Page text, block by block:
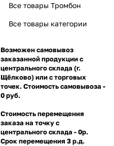
Все товары Тромбон
Все товары категории
Возможен самовывоз
заказанной продукции с
центрального склада (г.
Щёлково) или с торговых
точек. Стоимость самовывоза -
0 руб.
Стоимость перемещения
заказа на точку с
центрального склада - 0р.
Срок перемещения 3 р.д.